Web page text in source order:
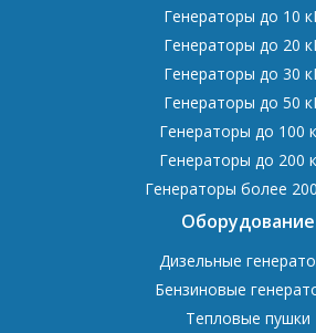
Генераторы до 10
Генераторы до 20
Генераторы до 30
Генераторы до 50
Генераторы до 100
Генераторы до 200
Генераторы более
Оборудование
Дизельные
Бензиновые
Тепловые пушки